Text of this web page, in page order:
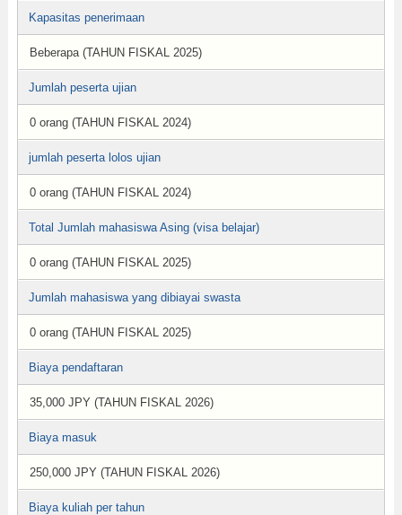
Kapasitas penerimaan
Beberapa (TAHUN FISKAL 2025)
Jumlah peserta ujian
0 orang (TAHUN FISKAL 2024)
jumlah peserta lolos ujian
0 orang (TAHUN FISKAL 2024)
Total Jumlah mahasiswa Asing (visa belajar)
0 orang (TAHUN FISKAL 2025)
Jumlah mahasiswa yang dibiayai swasta
0 orang (TAHUN FISKAL 2025)
Biaya pendaftaran
35,000 JPY (TAHUN FISKAL 2026)
Biaya masuk
250,000 JPY (TAHUN FISKAL 2026)
Biaya kuliah per tahun